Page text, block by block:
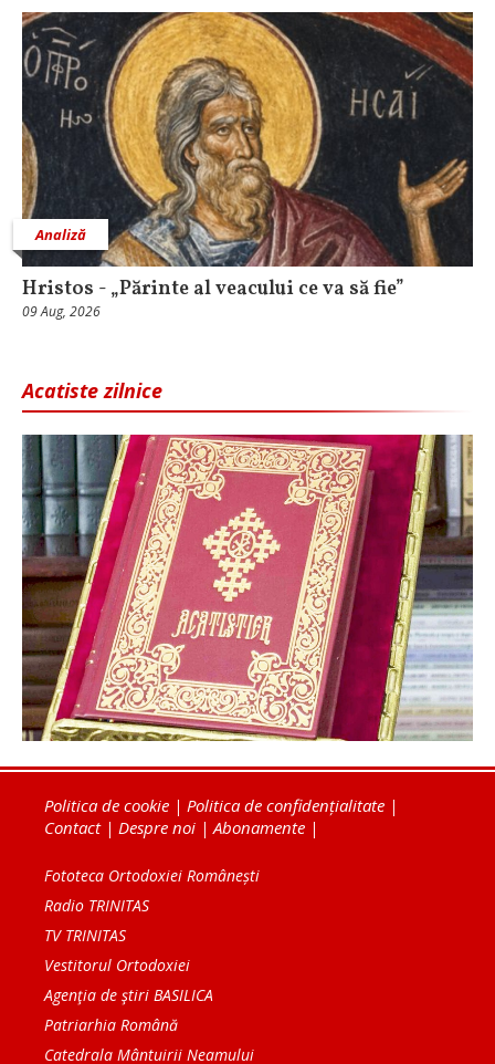
Analiză
Hristos - „Părinte al veacului ce va să fie”
09 Aug, 2026
Acatiste zilnice
Politica de cookie | Politica de confidențialitate |
Contact| Despre noi | Abonamente |
Fototeca Ortodoxiei Românești
Radio TRINITAS
TV TRINITAS
Vestitorul Ortodoxiei
Agenţia de ştiri BASILICA
Patriarhia Română
Catedrala Mântuirii Neamului